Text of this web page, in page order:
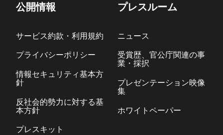
公開情報
サービス約款・利用規約
プライバシーポリシー
情報セキュリティ基本方
針
反社会的勢力に対する基
本方針
プレスキット
プレスルーム
ニュース
受賞歴、官公庁関連の事
業・採択
プレゼンテーション映像
集
ホワイトペーパー